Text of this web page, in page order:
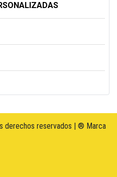
derechos reservados | ® Marca